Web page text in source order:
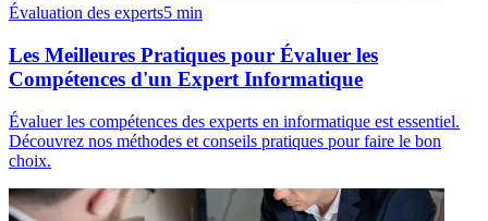
Évaluation des experts5 min
Les Meilleures Pratiques pour Évaluer les
Compétences d'un Expert Informatique
Évaluer les compétences des experts en informatique est essentiel.
Découvrez nos méthodes et conseils pratiques pour faire le bon
choix.